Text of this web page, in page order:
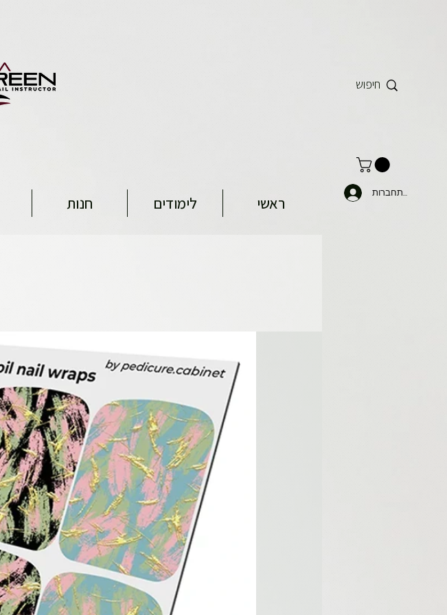
להתחברות
ראשי לימודים חנות